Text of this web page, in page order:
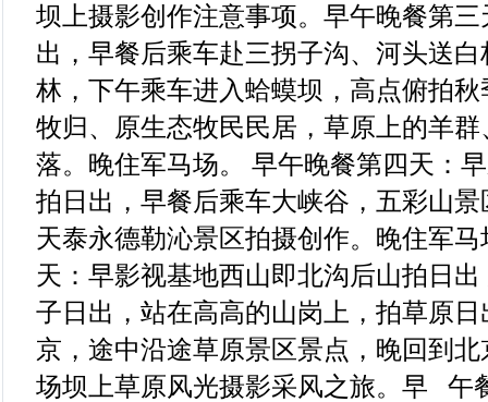
坝上摄影创作注意事项。早午晚餐第
出，早餐后乘车赴三拐子沟、河头送
林，下午乘车进入蛤蟆坝，高点俯拍
牧归、原生态牧民民居，草原上的羊
落。晚住军马场。 早午晚餐第四天：
拍日出，早餐后乘车大峡谷，五彩山
天泰永德勒沁景区拍摄创作。晚住军
天：早影视基地西山即北沟后山拍日
子日出，站在高高的山岗上，拍草原
京，途中沿途草原景区景点，晚回到
场坝上草原风光摄影采风之旅。早